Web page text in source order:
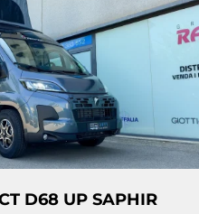
D68 UP SAPHIR